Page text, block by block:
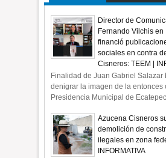
Director de
Fernando Vilchis en
financió
sociales en contra
Cisneros: TEEM |
Finalidad de Juan Gabriel Salazar
denigrar la imagen de la entonces
Presidencia Municipal de
Azucena Cisneros
demolición de
ilegales en zona
INFORMATIVA